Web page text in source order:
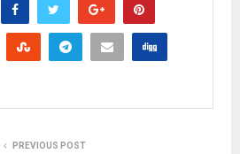
PREVIOUS POST